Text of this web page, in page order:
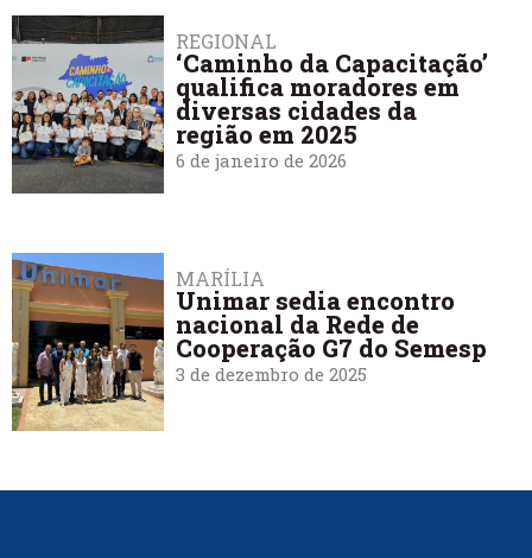
REGIONAL
‘Caminho da Capacitação’
qualifica moradores em
diversas cidades da
região em 2025
6 de janeiro de 2026
MARÍLIA
Unimar sedia encontro
nacional da Rede de
Cooperação G7 do Semesp
3 de dezembro de 2025